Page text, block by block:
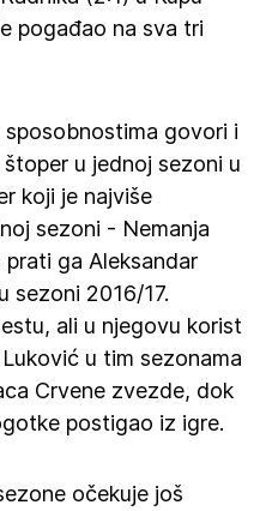
pogađao na sva tri
govori i
u jednoj sezoni u
koji je najviše
sezoni - Nemanja
ga Aleksandar
sezoni 2016/17.
ali u njegovu korist
u tim sezonama
Crvene zvezde, dok
postigao iz igre.
očekuje još